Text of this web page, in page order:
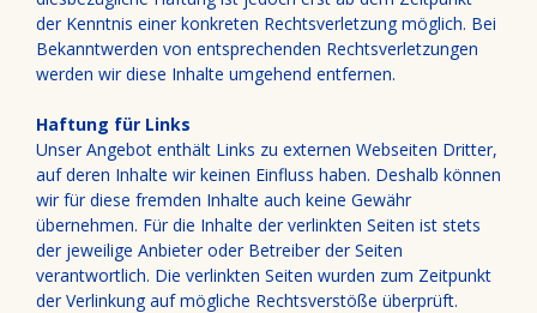
der Kenntnis einer konkreten Rechtsverletzung möglich. Bei
Bekanntwerden von entsprechenden Rechtsverletzungen
werden wir diese Inhalte umgehend entfernen.
Haftung für Links
Unser Angebot enthält Links zu externen Webseiten Dritter,
auf deren Inhalte wir keinen Einfluss haben. Deshalb können
wir für diese fremden Inhalte auch keine Gewähr
übernehmen. Für die Inhalte der verlinkten Seiten ist stets
der jeweilige Anbieter oder Betreiber der Seiten
verantwortlich. Die verlinkten Seiten wurden zum Zeitpunkt
der Verlinkung auf mögliche Rechtsverstöße überprüft.